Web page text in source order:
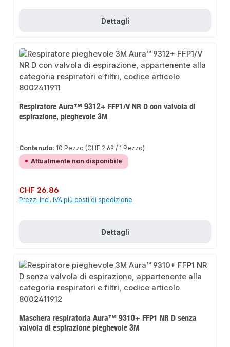
Dettagli
Respiratore Aura™ 9312+ FFP1/V NR D con valvola di
espirazione, pieghevole 3M
Contenuto: 10 Pezzo (CHF 2.69 / 1 Pezzo)
Attualmente non disponibile
Prezzo normale:
CHF 26.86
Prezzi incl. IVA più costi di spedizione
Dettagli
Maschera respiratoria Aura™ 9310+ FFP1 NR D senza
valvola di espirazione pieghevole 3M